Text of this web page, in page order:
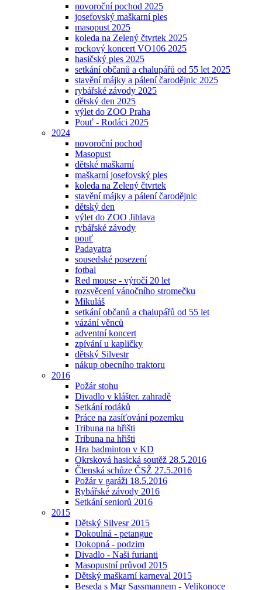
novoroční pochod 2025
josefovský maškarní ples
masopust 2025
koleda na Zelený čtvrtek 2025
rockový koncert VO106 2025
hasičský ples 2025
setkání občanů a chalupářů od 55 let 2025
stavění májky a pálení čarodějnic 2025
rybářské závody 2025
dětský den 2025
výlet do ZOO Praha
Pouť - Rodáci 2025
2024
novoroční pochod
Masopust
dětské maškarní
maškarní josefovský ples
koleda na Zelený čtvrtek
stavění májky a pálení čarodějnic
dětský den
výlet do ZOO Jihlava
rybářské závody
pouť
Padayatra
sousedské posezení
fotbal
Red mouse - výročí 20 let
rozsvěcení vánočního stromečku
Mikuláš
setkání občanů a chalupářů od 55 let
vázání věnců
adventní koncert
zpívání u kapličky
dětský Silvestr
nákup obecního traktoru
2016
Požár stohu
Divadlo v klášter. zahradě
Setkání rodáků
Práce na zasíťování pozemku
Tribuna na hřišti
Tribuna na hřišti
Hra badminton v KD
Okrsková hasická soutěž 28.5.2016
Členská schůze ČSŽ 27.5.2016
Požár v garáži 18.5.2016
Rybářské závody 2016
Setkání seniorů 2016
2015
Dětský Silvesr 2015
Dokoulná - petangue
Dokopná - podzim
Divadlo - Naši furianti
Masopustní průvod 2015
Dětský maškarní karneval 2015
Beseda s Mgr Sassmannem - Velikonoce